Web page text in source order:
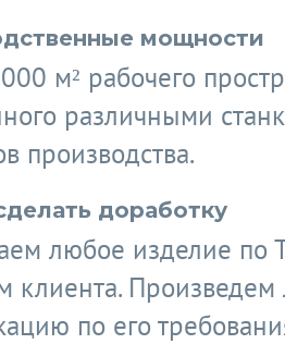
мощности
м² рабочего
различными
производства.
доработку
любое изделие по
клиента.
по его